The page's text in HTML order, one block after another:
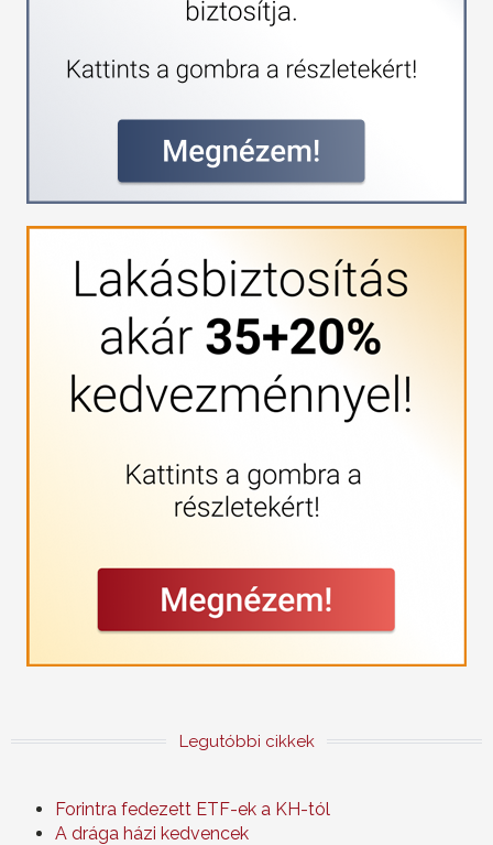
Legutóbbi cikkek
Forintra fedezett ETF-ek a KH-tól
A drága házi kedvencek